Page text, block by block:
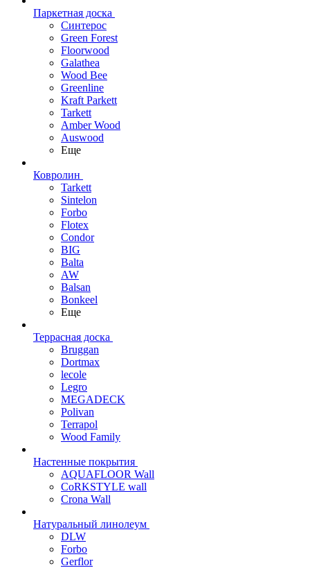
Паркетная доска
Синтерос
Green Forest
Floorwood
Galathea
Wood Bee
Greenline
Kraft Parkett
Tarkett
Amber Wood
Auswood
Еще
Ковролин
Tarkett
Sintelon
Forbo
Flotex
Condor
BIG
Balta
AW
Balsan
Bonkeel
Еще
Террасная доска
Bruggan
Dortmax
lecole
Legro
MEGADECK
Polivan
Terrapol
Wood Family
Настенные покрытия
AQUAFLOOR Wall
CoRKSTYLE wall
Crona Wall
Натуральный линолеум
DLW
Forbo
Gerflor